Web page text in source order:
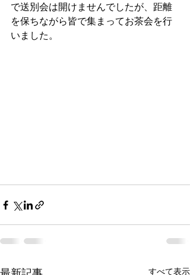
で送別会は開けませんでしたが、距離
を保ちながら皆で集まってお茶会を行
いました。
すべて表示